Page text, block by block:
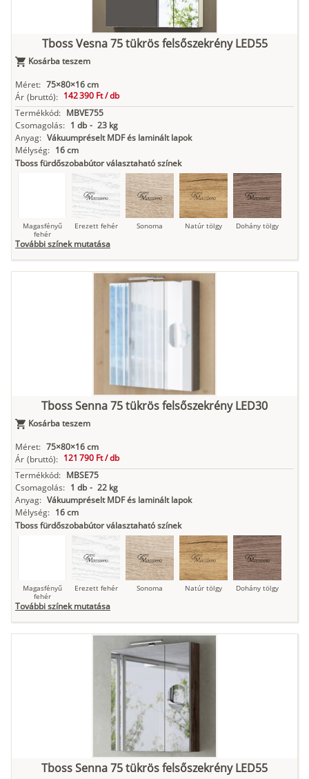
Antracit Matt fekete
Tboss Vesna 75 tükrös felsőszekrény LED55
Kosárba teszem
Méret: 75×80×16 cm
Ár (bruttó): 142 390 Ft /db
Termékkód: MBVE755
Csomagolás: 1 db - 23 kg
Anyag: Vákuumpréselt MDF és laminált lapok
Mélység: 16 cm
Tboss fürdőszobabútor választaható színek
Magasfényű
fehér
Erezett fehér Sonoma Natúr tölgy Dohány tölgy
Antracit Matt fekete
További színek mutatása
Tboss Senna 75 tükrös felsőszekrény LED30
Kosárba teszem
Méret: 75×80×16 cm
Ár (bruttó): 121 790 Ft /db
Termékkód: MBSE75
Csomagolás: 1 db - 22 kg
Anyag: Vákuumpréselt MDF és laminált lapok
Mélység: 16 cm
Tboss fürdőszobabútor választaható színek
Magasfényű
fehér
Erezett fehér Sonoma Natúr tölgy Dohány tölgy
Loft beton
Nádzöld Füstös zöld
További színek mutatása
Tboss Senna 75 tükrös felsőszekrény LED55